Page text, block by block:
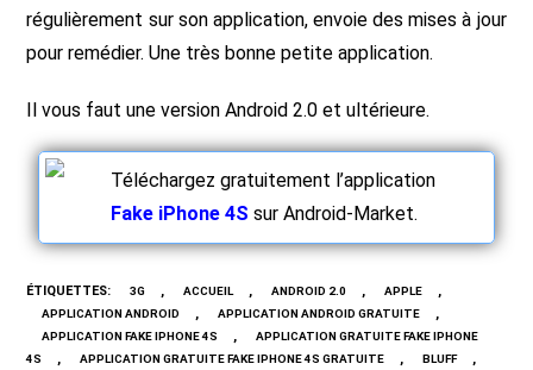
régulièrement sur son application, envoie des mises à jour
pour remédier. Une très bonne petite application.
Il vous faut une version Android 2.0 et ultérieure.
Téléchargez gratuitement l’application
Fake iPhone 4S sur Android-Market.
ÉTIQUETTES: 3G , ACCUEIL , ANDROID 2.0 , APPLE ,
APPLICATION ANDROID , APPLICATION ANDROID GRATUITE ,
APPLICATION FAKE IPHONE 4S ,
APPLICATION GRATUITE FAKE IPHONE
4S
, APPLICATION GRATUITE FAKE IPHONE 4S GRATUITE , BLUFF ,